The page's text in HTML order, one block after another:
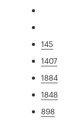
145
1407
1884
1848
898